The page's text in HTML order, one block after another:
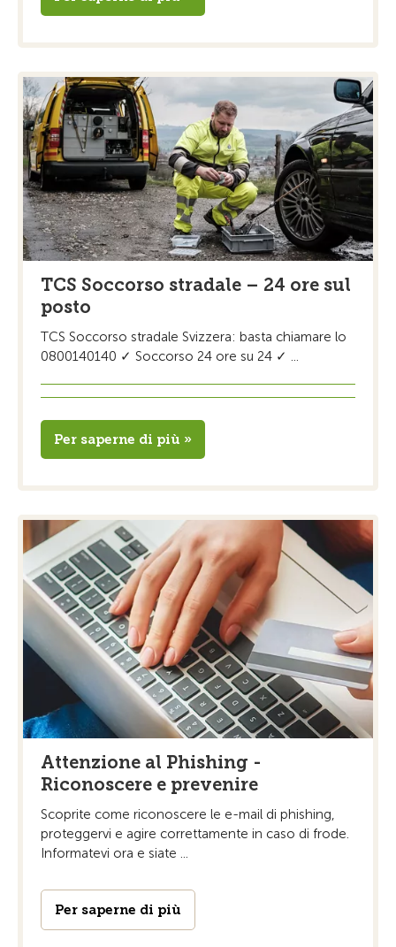
TCS Soccorso stradale – 24 ore sul
posto
TCS Soccorso stradale Svizzera: basta chiamare lo
0800140140 ✓ Soccorso 24 ore su 24 ✓ ...
Per saperne di più »
Attenzione al Phishing -
Riconoscere e prevenire
Scoprite come riconoscere le e-mail di phishing,
proteggervi e agire correttamente in caso di frode.
Informatevi ora e siate ...
Per saperne di più